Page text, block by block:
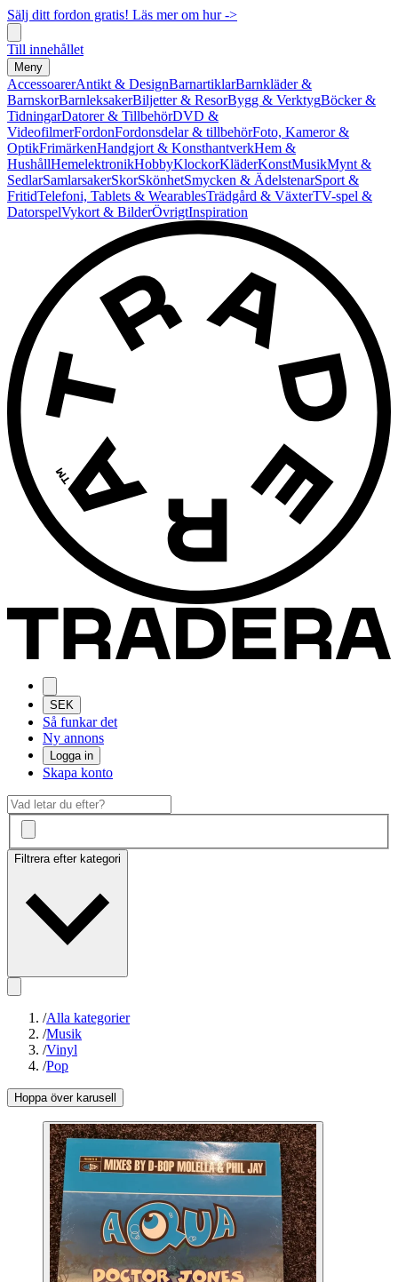
Sälj ditt fordon gratis! Läs mer om hur ->
Till innehållet
Meny
AccessoarerAntikt & DesignBarnartiklarBarnkläder &
BarnskorBarnleksakerBiljetter & ResorBygg & VerktygBöcker &
TidningarDatorer & TillbehörDVD &
VideofilmerFordonFordonsdelar & tillbehörFoto, Kameror &
OptikFrimärkenHandgjort & KonsthantverkHem &
HushållHemelektronikHobbyKlockorKläderKonstMusikMynt &
SedlarSamlarsakerSkorSkönhetSmycken & ÄdelstenarSport &
FritidTelefoni, Tablets & WearablesTrädgård & VäxterTV-spel &
DatorspelVykort & BilderÖvrigtInspiration
SEK
Så funkar det
Ny annons
Logga in
Skapa konto
Filtrera efter kategori
/Alla kategorier
/Musik
/Vinyl
/Pop
Hoppa över karusell